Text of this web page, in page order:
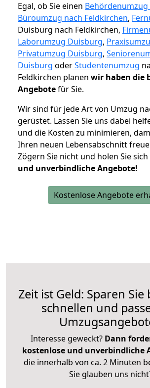
Egal, ob Sie einen
Büroumzug nach Feldkirchen,
Duisburg nach Feldkirchen,
Laborumzug Duisburg,
Privatumzug Duisburg,
Duisburg oderStudentenumzug
Feldkirchen planen wir haben die
Angebotefür Sie.
Wir sind für jede Art von Umzug
gerüstet. Lassen Sie uns dabei
und die Kosten zu minimieren,
Ihren neuen Lebensabschnitt
Zögern Sie nicht und holen Sie sich
und unverbindliche Angebote!
Kostenlose Angebote
Zeit ist Geld: Sparen Sie
schnellen und
Interesse geweckt? Dann
kostenlose und unverbindliche
die innerhalb von ca. 2 Minuten
Sie glauben uns